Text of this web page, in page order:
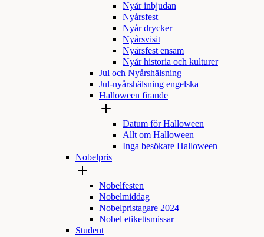
Nyår inbjudan
Nyårsfest
Nyår drycker
Nyårsvisit
Nyårsfest ensam
Nyår historia och kulturer
Jul och Nyårshälsning
Jul-nyårshälsning engelska
Halloween firande
Datum för Halloween
Allt om Halloween
Inga besökare Halloween
Nobelpris
Nobelfesten
Nobelmiddag
Nobelpristagare 2024
Nobel etikettsmissar
Student